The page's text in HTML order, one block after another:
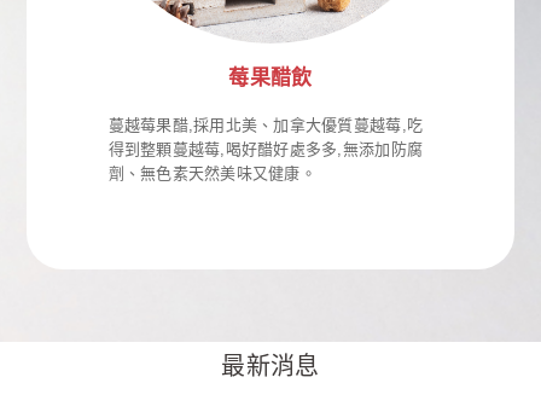
莓果醋飲
蔓越莓果醋,採用北美、加拿大優質蔓越莓,吃
得到整顆蔓越莓,喝好醋好處多多,無添加防腐
劑、無色素天然美味又健康。
最新消息